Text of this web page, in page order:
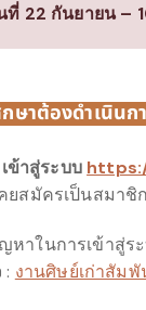
ที่ 22 กันยายน –
าต้องดำเนินก
ข้าสู่ระบบ
ยสมัครเป็นสมา
าในการเข้าสู่ร
: งานศิษย์เก่าสัม